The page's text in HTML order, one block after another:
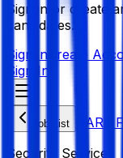
Sign in or create
candidates.
Sign in Create
Sign In
Job List
CARE
Security Service